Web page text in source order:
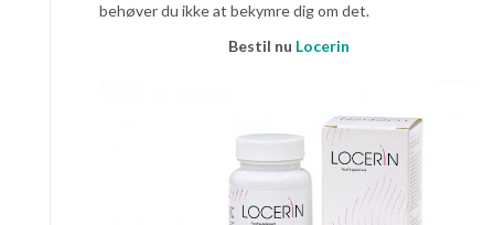
behøver du ikke at bekymre dig om det.
Bestil nu Locerin